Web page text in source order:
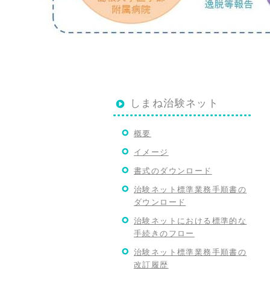
しまね治験ネット
概要
イメージ
書式のダウンロード
治験ネット標準業務手順書の
ダウンロード
治験ネットにおける標準的な
手続きのフロー
治験ネット標準業務手順書の
改訂履歴